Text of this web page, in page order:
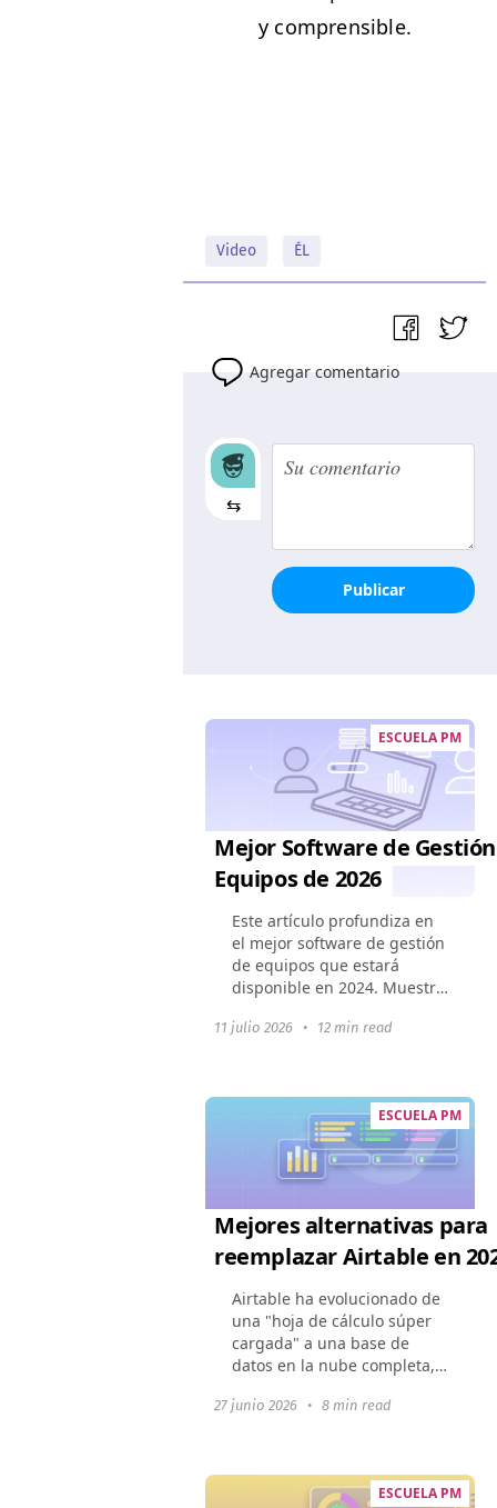
y comprensible.
Video ÉL
Agregar comentario
⇆
Publicar
ESCUELA PM
Mejor Software de
Equipos de 2026
Este artículo profundiza en
el mejor software de gestión
de equipos que estará
disponible en 2024. Muestra
pueden cambiar la dinámica
11 julio 2026 • 12 min read
ESCUELA PM
Mejores alternativas para
reemplazar Airtable en
Airtable ha evolucionado de
una "hoja de cálculo súper
cargada" a una base de
datos en la nube completa,
características en expansión
27 junio 2026 • 8 min read
ESCUELA PM